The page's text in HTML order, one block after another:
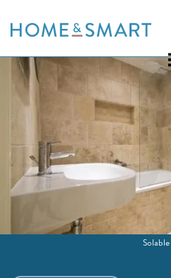
to